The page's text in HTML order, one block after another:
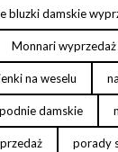
bluzki damskie
Monnari wyprzedaż
na weselu
damskie
porady